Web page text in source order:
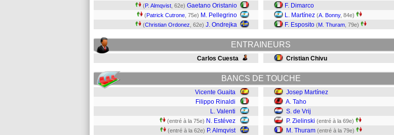
(P. Almqvist , 62e) Gaetano Oristanio
(Patrick Cutrone , 75e) M. Pellegrino
(Christian Ordonez , 62e) J. Ondrejka
F. Dimarco
L. Martínez (A. Bonny, 84e)
F. Esposito (M. Thuram , 79e)
ENTRAINEURS
Carlos Cuesta Cristian Chivu
BANCS DE TOUCHE
Vicente Guaita
Filippo Rinaldi
L. Valenti
(entré à la 75e) N. Estévez
(entré à la 62e) P. Almqvist
Josep Martínez
A. Taho
S. de Vrij
P. Zielinski (entré à la 69e)
M. Thuram (entré à la 79e)